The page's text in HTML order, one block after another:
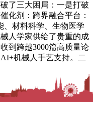
了三大困局：一是打破
化剂：跨界融合平台：
、材料科学、生物医学
人学家供给了贵重的成
到跨越3000篇高质量论
机械人手艺支持。二